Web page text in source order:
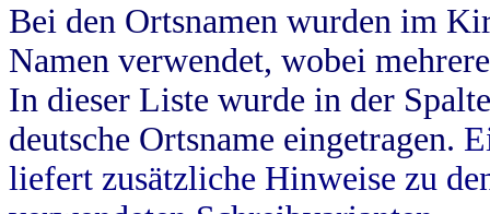
Bei den Ortsnamen wurden im
Namen verwendet, wobei
In dieser Liste wurde in der
deutsche Ortsname eingetragen.
liefert zusätzliche Hinweise zu